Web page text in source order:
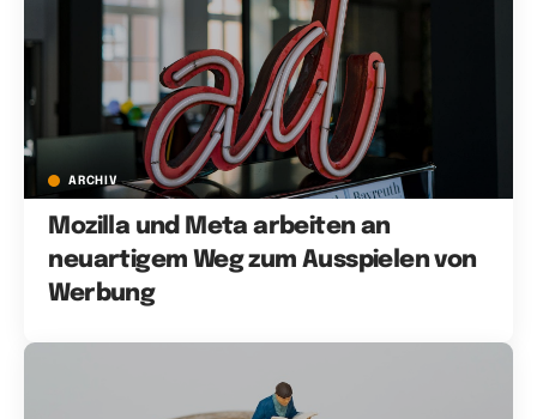
ARCHIV
Mozilla und Meta arbeiten an
neuartigem Weg zum Ausspielen von
Werbung